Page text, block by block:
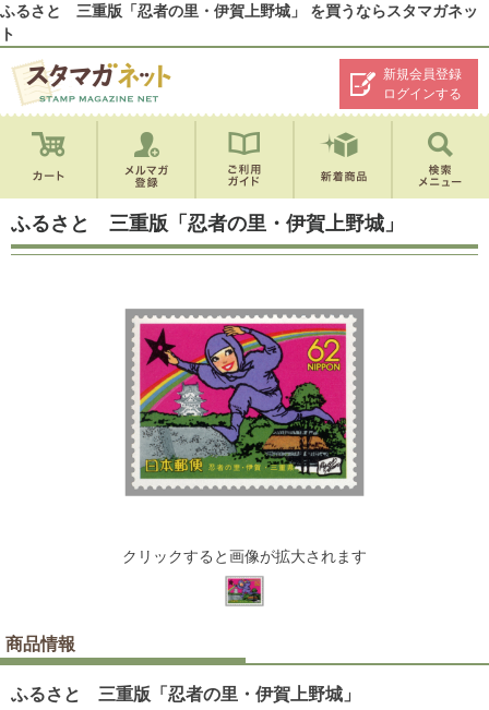
ふるさと 三重版「忍者の里・伊賀上野城」 を買うならスタマガネッ
ト
新規会員登録
ログインする
ふるさと 三重版「忍者の里・伊賀上野城」
クリックすると画像が拡大されます
商品情報
ふるさと 三重版「忍者の里・伊賀上野城」